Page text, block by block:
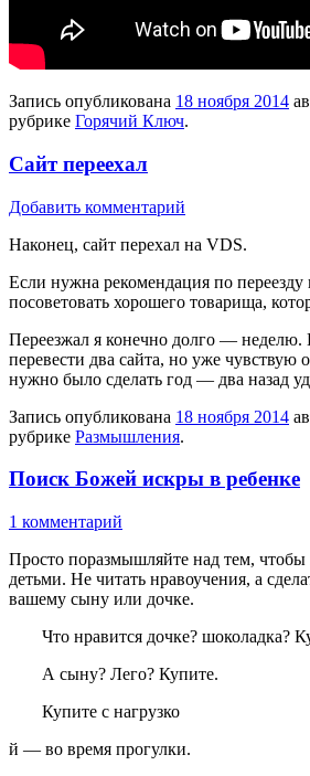
Запись опубликована 18 ноября 2014
рубрике Горячий Ключ.
Сайт переехал
Добавить комментарий
Наконец, сайт перехал на VDS.
Если нужна рекомендация по переезду
посоветовать хорошего товарища,
Переезжал я конечно долго — неделю.
перевести два сайта, но уже чувствую
нужно было сделать год — два назад
Запись опубликована 18 ноября 2014
рубрике Размышления.
Поиск Божей искры в ребенке
1 комментарий
Просто поразмышляйте над тем, чтобы
детьми. Не читать нравоучения, а
вашему сыну или дочке.
Что нравится дочке? шоколадка?
А сыну? Лего? Купите.
Купите с нагрузко
й — во время прогулки.